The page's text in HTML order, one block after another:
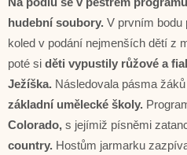
hudební soubory. V prvním bodu
koled v podání nejmenších dětí z
poté si děti vypustily růžové a
Ježíška. Následovala pásma žáků
základní umělecké školy.
Colorado, s jejímiž písněmi
country. Hostům jarmarku